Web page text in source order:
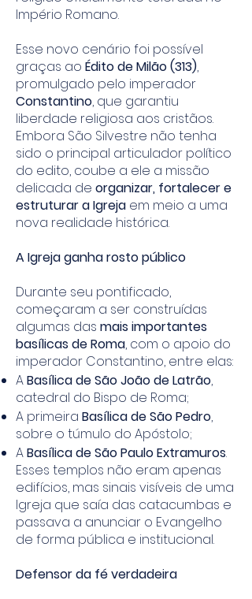
Império Romano.
Esse novo cenário foi possível
graças ao Édito de Milão (313),
promulgado pelo imperador
Constantino, que garantiu
liberdade religiosa aos cristãos.
Embora São Silvestre não tenha
sido o principal articulador político
do edito, coube a ele a missão
delicada de organizar, fortalecer e
estruturar a Igreja em meio a uma
nova realidade histórica.
A Igreja ganha rosto público
Durante seu pontificado,
começaram a ser construídas
algumas das mais importantes
basílicas de Roma, com o apoio do
imperador Constantino, entre elas:
ABasílica de São João de Latrão,
catedral do Bispo de Roma;
A primeira Basílica de São Pedro,
sobre o túmulo do Apóstolo;
ABasílica de São Paulo Extramuros.
Esses templos não eram apenas
edifícios, mas sinais visíveis de uma
Igreja que saía das catacumbas e
passava a anunciar o Evangelho
de forma pública e institucional.
Defensor da fé verdadeira